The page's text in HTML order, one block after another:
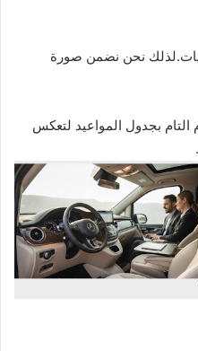
نحن نضمن صورة
بجدول المواعيد لتعكس